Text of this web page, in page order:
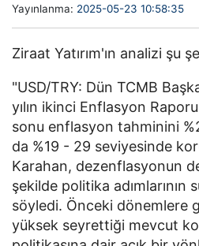
Yayınlanma: 2025-05-23 10:58:35
Ziraat Yatırım'ın analizi şu
"USD/TRY: Dün TCMB
yılın ikinci Enflasyon
sonu enflasyon tahminini
da %19 - 29 seviyesinde
Karahan, dezenflasyonun
şekilde politika adımlarının
söyledi. Önceki dönemlere
yüksek seyrettiği mevcut